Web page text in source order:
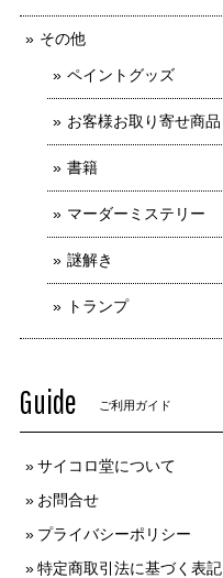
その他
ペイントグッズ
お客様お取り寄せ商品
書籍
マーダーミステリー
謎解き
トランプ
Guide ご利用ガイド
サイコロ堂について
お問合せ
プライバシーポリシー
特定商取引法に基づく表記